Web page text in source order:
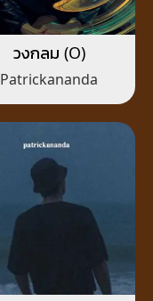
วงกลม (O)
Patrickananda